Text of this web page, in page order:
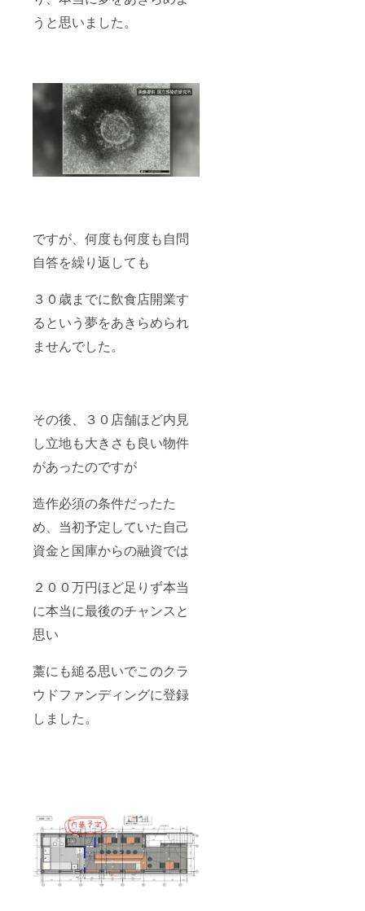
うと思いました。
ですが、何度も何度も自問
自答を繰り返しても
３０歳までに飲食店開業す
るという夢をあきらめられ
ませんでした。
その後、３０店舗ほど内見
し立地も大きさも良い物件
があったのですが
造作必須の条件だったた
め、当初予定していた自己
資金と国庫からの融資では
２００万円ほど足りず本当
に本当に最後のチャンスと
思い
藁にも縋る思いでこのクラ
ウドファンディングに登録
しました。